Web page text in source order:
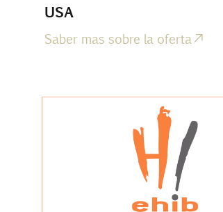
USA
Saber mas sobre la oferta